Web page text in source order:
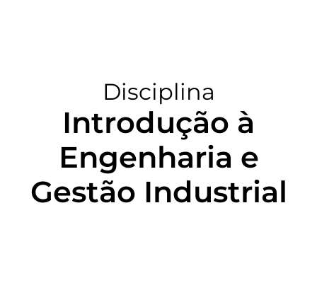
Disciplina
Introdução à
Engenharia e
Gestão Industrial